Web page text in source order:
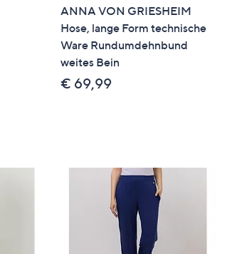
ANNA VON GRIESHEIM
Hose, lange Form technische
Ware Rundumdehnbund
weites Bein
€ 69,99